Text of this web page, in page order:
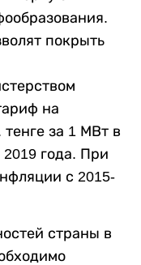
покрыть
на
за 1 МВт в
года. При
с 2015-
страны в